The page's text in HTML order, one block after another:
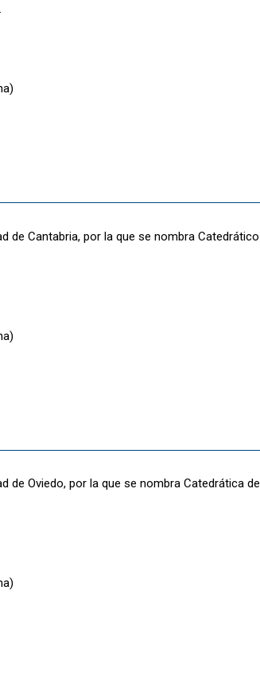
de Cantabria, por la que se nombra Catedrático
de Oviedo, por la que se nombra Catedrática de